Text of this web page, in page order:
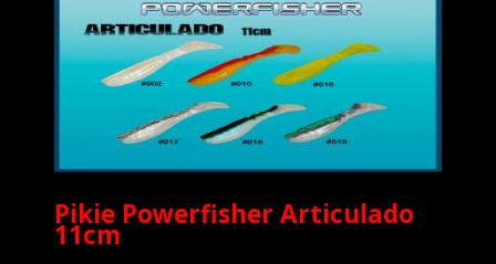
Pikie Powerfisher Articulado
11cm